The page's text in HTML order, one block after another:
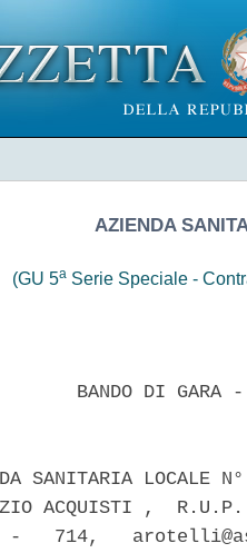
AZIENDA
(GU 5aSerie Speciale -
BANDO DI GARA
SANITARIA LOCALE
ACQUISTI ,
-   714,